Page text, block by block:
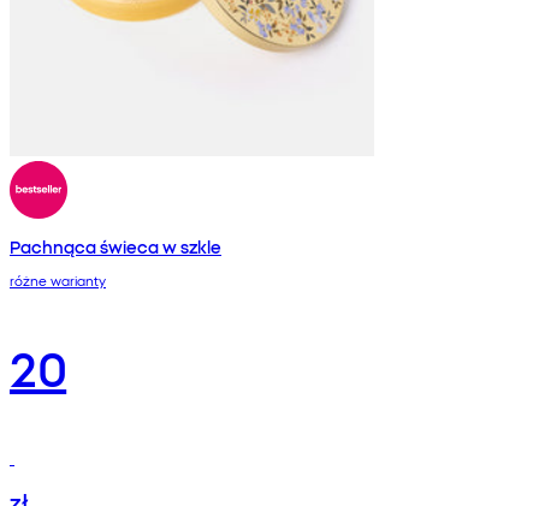
Pachnąca świeca w szkle
różne warianty
20